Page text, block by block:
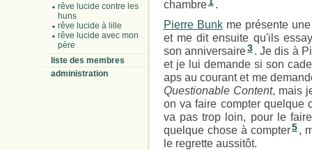
rêve lucide contre les
huns
rêve lucide à lille
rêve lucide avec mon
père
liste des membres
administration
chambre
.
Pierre Bunkme présente
et me dit ensuite qu'ils
son anniversaire3 . Je dis à
et je lui demande si son
aps au courant et me
Questionable Content, mais
on va faire compter quelque
va pas trop loin, pour le
quelque chose à compter5 ,
le regrette aussitôt.